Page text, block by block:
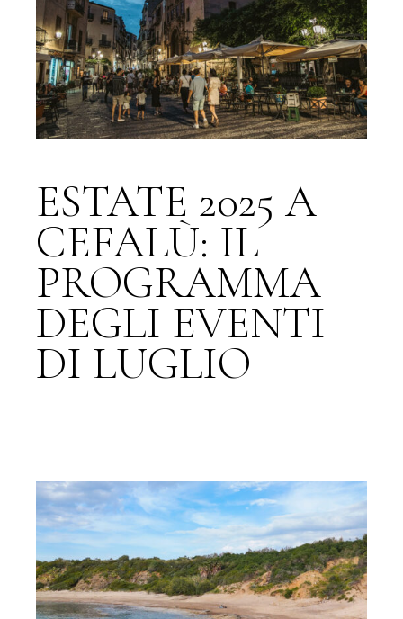
ESTATE 2025 A
CEFALÙ: IL
PROGRAMMA
DEGLI EVENTI
DI LUGLIO